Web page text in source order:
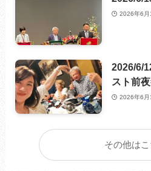
2026年6月
2026/6/
スト前
2026年6月
その他はこ